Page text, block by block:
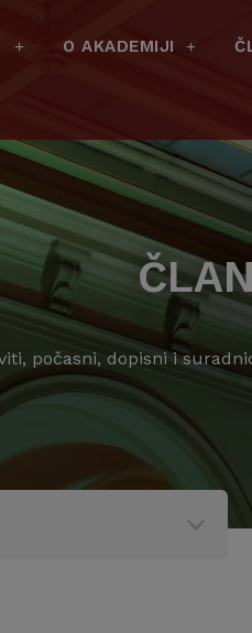
O AKADEMIJI
počasni, dopisni i